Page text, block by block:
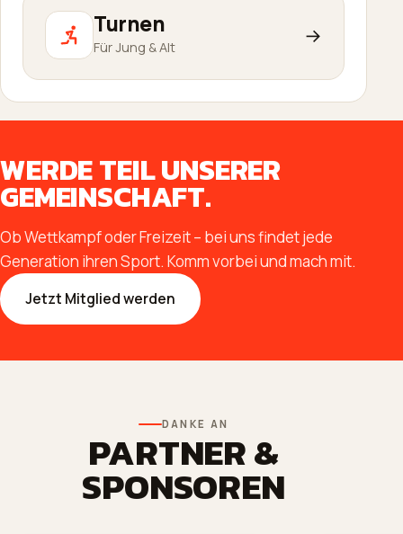
Turnen
Für Jung & Alt →
WERDE TEIL UNSERER
GEMEINSCHAFT.
Ob Wettkampf oder Freizeit – bei uns findet jede
Generation ihren Sport. Komm vorbei und mach mit.
Jetzt Mitglied werden
DANKE AN
PARTNER &
SPONSOREN